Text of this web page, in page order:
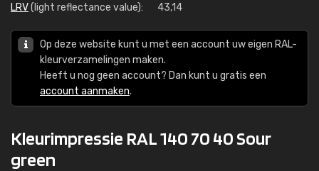
LRV(light reflectance value): 43,14
Op deze website kunt u met een account uw eigen RAL-
kleurverzamelingen maken.
Heeft u nog geen account? Dan kunt u gratis een
account aanmaken.
Kleurimpressie RAL 140 70 40 Sour
green